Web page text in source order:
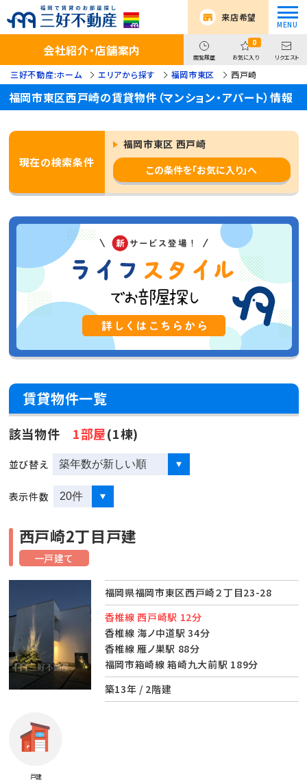
来店希望
会社紹介・店舗案内 閲覧履歴
0
お気に入り リクエスト
三好不動産:ホーム エリアから探す 福岡市東区 西戸崎
福岡市東区西戸崎の賃貸物件（マンション・アパート）情報
現在の検索条件
福岡市東区 西戸崎
この条件を「お気に入り」へ
賃貸物件一覧
該当物件 1部屋(1棟)
並び替え
表示件数
一戸建て
西戸崎2丁目戸建
福岡県福岡市東区西戸崎２丁目23-28
香椎線 西戸崎駅 12分
香椎線 海ノ中道駅 34分
香椎線 雁ノ巣駅 88分
福岡市箱崎線 箱崎九大前駅 189分
築13年 / 2階建
戸建